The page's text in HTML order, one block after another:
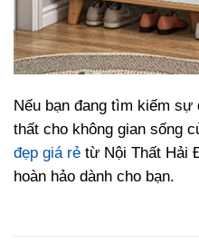
Nếu bạn đang tìm kiếm sự
thất cho không gian sống
đẹp giá rẻ từ Nội Thất Hải
hoàn hảo dành cho bạn.